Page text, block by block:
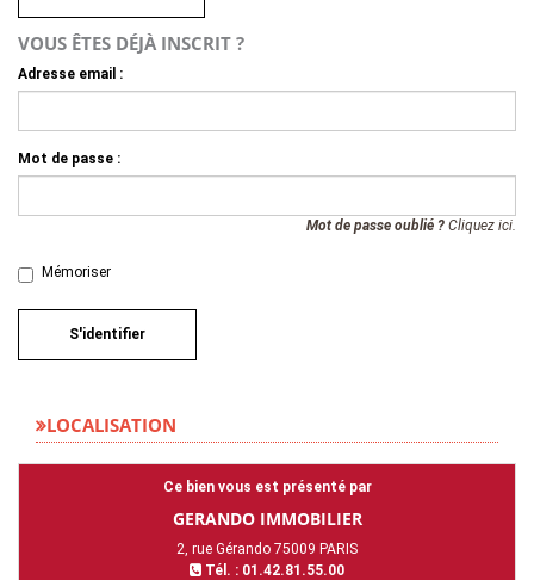
VOUS ÊTES DÉJÀ INSCRIT ?
Adresse email :
Mot de passe :
Mot de passe oublié ? Cliquez ici.
Mémoriser
S'identifier
LOCALISATION
Ce bien vous est présenté par
GERANDO IMMOBILIER
2, rue Gérando 75009 PARIS
Tél. : 01.42.81.55.00